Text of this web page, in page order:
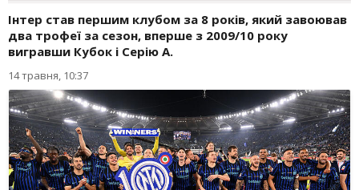
Інтер став першим клубом за 8 років, який завоював
два трофеї за сезон, вперше з 2009/10 року
вигравши Кубок і Серію А.
14 травня, 10:37